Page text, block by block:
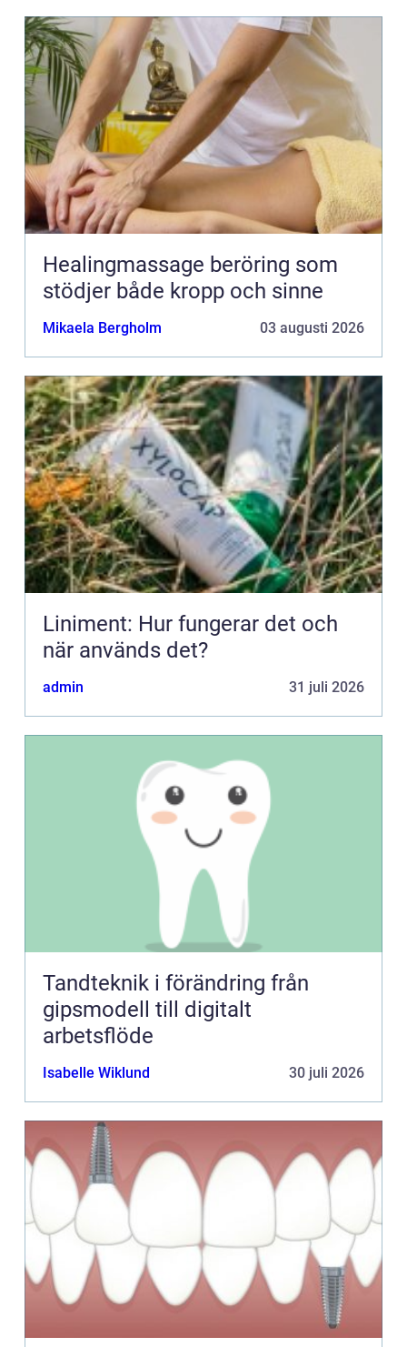
Healingmassage beröring som
stödjer både kropp och sinne
Mikaela Bergholm 03 augusti 2026
Liniment: Hur fungerar det och
när används det?
admin 31 juli 2026
Tandteknik i förändring från
gipsmodell till digitalt
arbetsflöde
Isabelle Wiklund 30 juli 2026